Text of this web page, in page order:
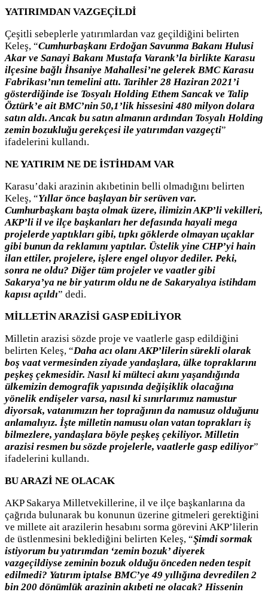
YATIRIMDAN VAZGEÇİLDİ
Çeşitli sebeplerle yatırımlardan vaz geçildiğini belirten
Keleş, “Cumhurbaşkanı Erdoğan Savunma Bakanı Hulusi
Akar ve Sanayi Bakanı Mustafa Varank’la birlikte Karasu
ilçesine bağlı İhsaniye Mahallesi’ne gelerek BMC Karasu
Fabrikası’nın temelini attı. Tarihler 28 Haziran 2021’i
gösterdiğinde ise Tosyalı Holding Ethem Sancak ve Talip
Öztürk’e ait BMC’nin 50,1’lik hissesini 480 milyon dolara
satın aldı. Ancak bu satın almanın ardından Tosyalı Holding
zemin bozukluğu gerekçesi ile yatırımdan vazgeçti”
ifadelerini kullandı.
NE YATIRIM NE DE İSTİHDAM VAR
Karasu’daki arazinin akıbetinin belli olmadığını belirten
Keleş, “Yıllar önce başlayan bir serüven var.
Cumhurbaşkanı başta olmak üzere, ilimizin AKP’li vekilleri,
AKP’li il ve ilçe başkanları her defasında hayali mega
projelerde yaptıkları gibi, tıpkı göklerde olmayan uçaklar
gibi bunun da reklamını yaptılar. Üstelik yine CHP’yi hain
ilan ettiler, projelere, işlere engel oluyor dediler. Peki,
sonra ne oldu? Diğer tüm projeler ve vaatler gibi
Sakarya’ya ne bir yatırım oldu ne de Sakaryalıya istihdam
kapısı açıldı” dedi.
MİLLETİN ARAZİSİ GASP EDİLİYOR
Milletin arazisi sözde proje ve vaatlerle gasp edildiğini
belirten Keleş, “Daha acı olanı AKP’lilerin sürekli olarak
boş vaat vermesinden ziyade yandaşlara, ülke topraklarını
peşkeş çekmesidir. Nasıl ki mülteci akını yaşandığında
ülkemizin demografik yapısında değişiklik olacağına
yönelik endişeler varsa, nasıl ki sınırlarımız namustur
diyorsak, vatanımızın her toprağının da namusuz olduğunu
anlamalıyız. İşte milletin namusu olan vatan toprakları iş
bilmezlere, yandaşlara böyle peşkeş çekiliyor. Milletin
arazisi resmen bu sözde projelerle, vaatlerle gasp ediliyor”
ifadelerini kullandı.
BU ARAZİ NE OLACAK
AKP Sakarya Milletvekillerine, il ve ilçe başkanlarına da
çağrıda bulunarak bu konunun üzerine gitmeleri gerektiğini
ve millete ait arazilerin hesabını sorma görevini AKP’lilerin
de üstlenmesini beklediğini belirten Keleş, “Şimdi sormak
istiyorum bu yatırımdan ‘zemin bozuk’ diyerek
vazgeçildiyse zeminin bozuk olduğu önceden neden tespit
edilmedi? Yatırım iptalse BMC’ye 49 yıllığına devredilen 2
bin 200 dönümlük arazinin akıbeti ne olacak? Hissenin